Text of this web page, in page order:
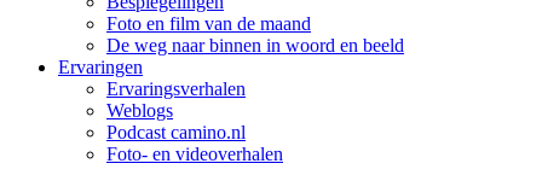
Foto en film van de maand
De weg naar binnen in woord en beeld
Ervaringen
Ervaringsverhalen
Weblogs
Podcast camino.nl
Foto- en videoverhalen